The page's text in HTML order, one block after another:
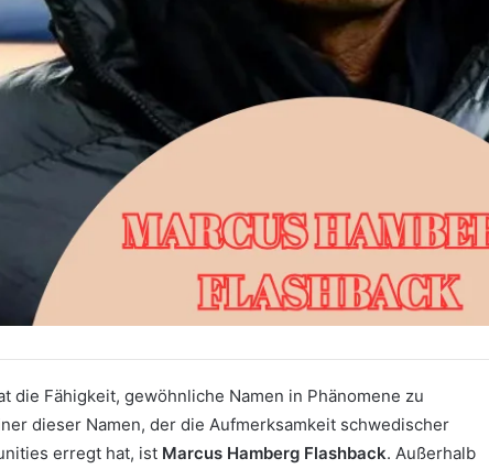
die Fähigkeit, gewöhnliche Namen in Phänomene zu
dieser Namen, der die Aufmerksamkeit schwedischer
erregt hat, ist Marcus Hamberg Flashback. Außerhalb